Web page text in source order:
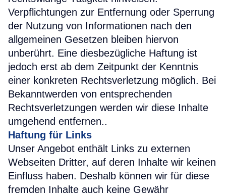
Verpflichtungen zur Entfernung oder Sperrung
der Nutzung von Informationen nach den
allgemeinen Gesetzen bleiben hiervon
unberührt. Eine diesbezügliche Haftung ist
jedoch erst ab dem Zeitpunkt der Kenntnis
einer konkreten Rechtsverletzung möglich. Bei
Bekanntwerden von entsprechenden
Rechtsverletzungen werden wir diese Inhalte
umgehend entfernen..
Haftung für Links
Unser Angebot enthält Links zu externen
Webseiten Dritter, auf deren Inhalte wir keinen
Einfluss haben. Deshalb können wir für diese
fremden Inhalte auch keine Gewähr